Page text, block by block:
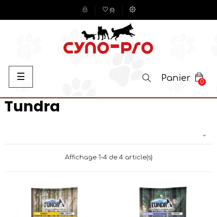
(0)
Basculer
la
navigation
☰ Panier 0
Tundra

Affichage 1-4 de 4 article(s)